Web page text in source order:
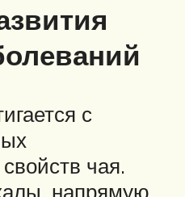
с
чая.
напрямую